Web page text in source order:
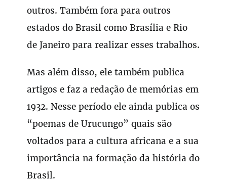
outros. Também fora para outros
estados do Brasil como Brasília e Rio
de Janeiro para realizar esses trabalhos.
Mas além disso, ele também publica
artigos e faz a redação de memórias em
1932. Nesse período ele ainda publica os
“poemas de Urucungo” quais são
voltados para a cultura africana e a sua
importância na formação da história do
Brasil.